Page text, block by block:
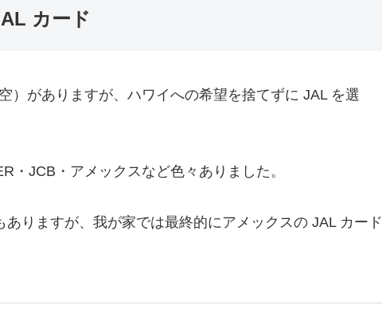
カード
）がありますが、ハワイへの希望を捨てずに JAL を選
・JCB・アメックスなど色々ありました。
ありますが、我が家では最終的にアメックスの JAL カード